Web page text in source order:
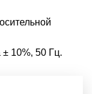
10%, 50 Гц.